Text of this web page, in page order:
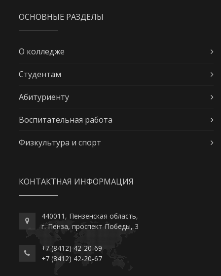
ОСНОВНЫЕ РАЗДЕЛЫ
О колледже
Студентам
Абитуриенту
Воспитательная работа
Физкультура и спорт
КОНТАКТНАЯ ИНФОРМАЦИЯ
440011, Пензенская область,
г. Пенза, проспект Победы, 3
+7 (8412) 42-20-69
+7 (8412) 42-20-67